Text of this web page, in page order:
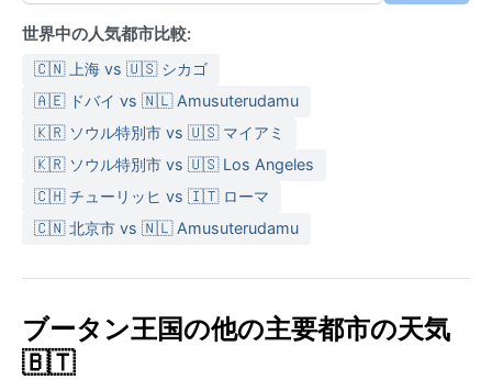
世界中の人気都市比較:
🇨🇳 上海 vs 🇺🇸 シカゴ
🇦🇪 ドバイ vs 🇳🇱 Amusuterudamu
🇰🇷 ソウル特別市 vs 🇺🇸 マイアミ
🇰🇷 ソウル特別市 vs 🇺🇸 Los Angeles
🇨🇭 チューリッヒ vs 🇮🇹 ローマ
🇨🇳 北京市 vs 🇳🇱 Amusuterudamu
ブータン王国の他の主要都市の天気
🇧🇹